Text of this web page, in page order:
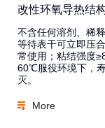
改性环氧导热结
不含任何溶剂、稀
等待表干可立即压
常使用；粘结强度
60℃服役环境下，
灭。
More